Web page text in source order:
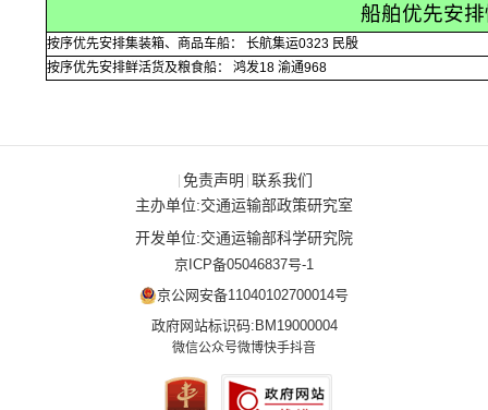
船舶优先安
按序优先安排集装箱、商品车船： 长航集运0323 民殷
按序优先安排鲜活货及粮食船： 鸿发18 渝通968
| 免责声明 | 联系我们
主办单位:交通运输部政策研究室
开发单位:交通运输部科学研究院
京ICP备05046837号-1
京公网安备11040102700014号
政府网站标识码:BM19000004
微信公众号微博快手抖音